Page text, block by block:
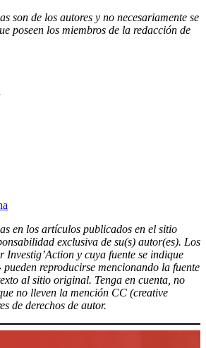
son de los autores y no necesariamente se
poseen los miembros de la redacción de
en los artículos publicados en el sitio
exclusiva de su(s) autor(es). Los
y cuya fuente se indique
reproducirse mencionando la fuente
al sitio original. Tenga en cuenta, no
no lleven la mención CC (creative
de derechos de autor.